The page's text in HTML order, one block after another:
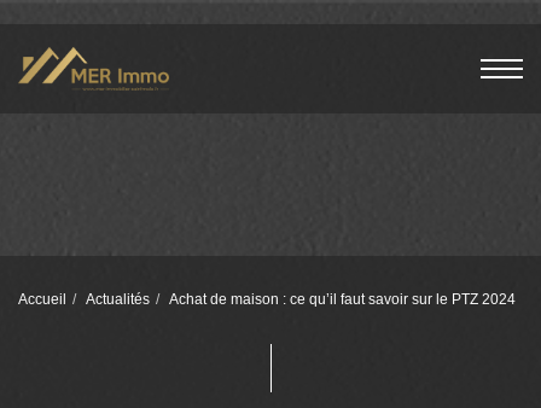
Accueil Actualités Achat de maison : ce qu’il faut savoir sur le PTZ 2024